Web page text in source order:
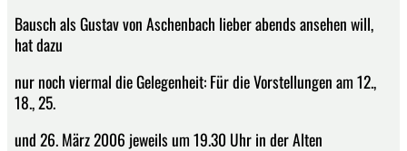
Bausch als Gustav von Aschenbach lieber abends ansehen will,
hat dazu
nur noch viermal die Gelegenheit: Für die Vorstellungen am 12.,
18., 25.
und 26. März 2006 jeweils um 19.30 Uhr in der Alten